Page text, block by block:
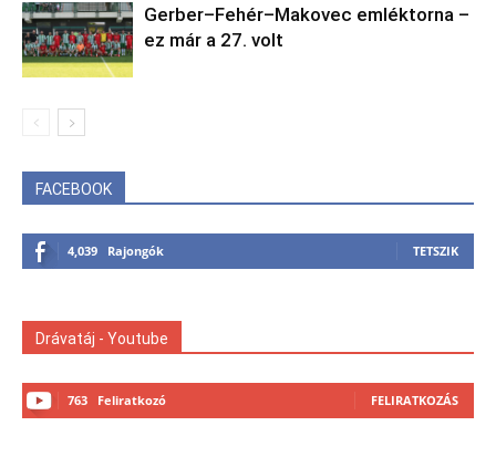
Gerber–Fehér–Makovec emléktorna –
ez már a 27. volt
FACEBOOK
4,039 Rajongók TETSZIK
Drávatáj - Youtube
763 Feliratkozó FELIRATKOZÁS